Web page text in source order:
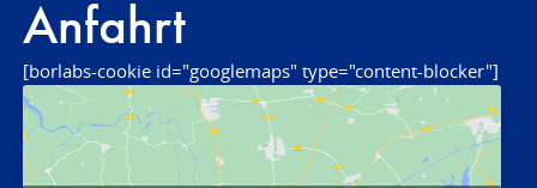
Anfahrt
[borlabs-cookie id="googlemaps" type="content-blocker"]